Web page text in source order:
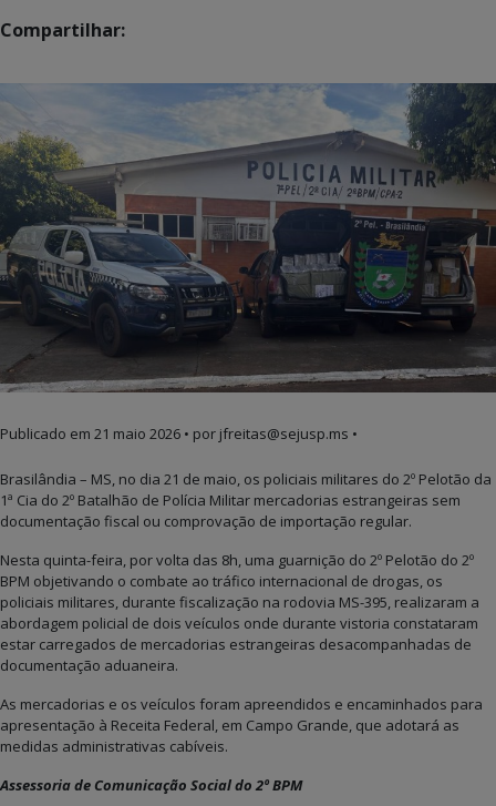
Compartilhar:
Publicado em 21 maio 2026 • por jfreitas@sejusp.ms •
Brasilândia – MS, no dia 21 de maio, os policiais militares do 2º Pelotão da
1ª Cia do 2º Batalhão de Polícia Militar mercadorias estrangeiras sem
documentação fiscal ou comprovação de importação regular.
Nesta quinta-feira, por volta das 8h, uma guarnição do 2º Pelotão do 2º
BPM objetivando o combate ao tráfico internacional de drogas, os
policiais militares, durante fiscalização na rodovia MS-395, realizaram a
abordagem policial de dois veículos onde durante vistoria constataram
estar carregados de mercadorias estrangeiras desacompanhadas de
documentação aduaneira.
As mercadorias e os veículos foram apreendidos e encaminhados para
apresentação à Receita Federal, em Campo Grande, que adotará as
medidas administrativas cabíveis.
Assessoria de Comunicação Social do 2º BPM